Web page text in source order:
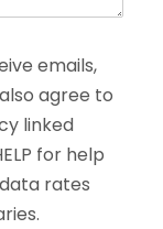
emails,
agree to
linked
for help
rates